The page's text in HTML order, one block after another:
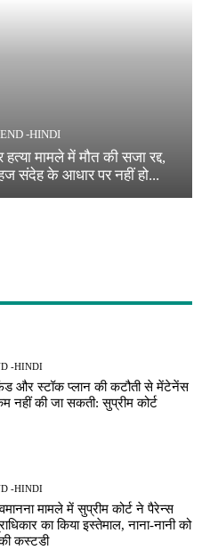
-HINDI
मामले में मौत की सजा रद्द,
संदेह के आधार पर नहीं हो...
-HINDI
और स्टॉक प्लान की कटौती से मेंटेनेंस
नहीं की जा सकती: सुप्रीम कोर्ट
-HINDI
मामले में सुप्रीम कोर्ट ने पैरेन्स
का किया इस्तेमाल, नाना-नानी को
कस्टडी